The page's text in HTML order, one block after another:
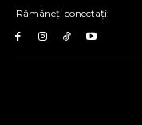
Rămâneți conectați: